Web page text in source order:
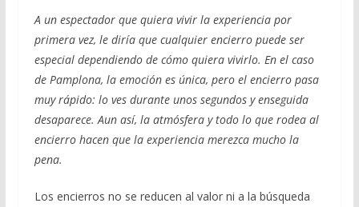
A un espectador que quiera vivir la experiencia por
primera vez, le diría que cualquier encierro puede ser
especial dependiendo de cómo quiera vivirlo. En el caso
de Pamplona, la emoción es única, pero el encierro pasa
muy rápido: lo ves durante unos segundos y enseguida
desaparece. Aun así, la atmósfera y todo lo que rodea al
encierro hacen que la experiencia merezca mucho la
pena.
Los encierros no se reducen al valor ni a la búsqueda